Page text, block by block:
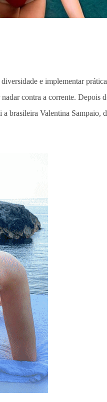
e implementar
nadar contra a corrente. Depois
brasileira Valentina Sampaio,